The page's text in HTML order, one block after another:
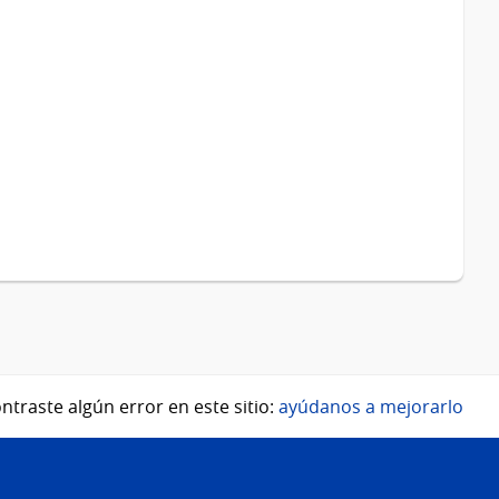
algún error en este sitio: ayúdanos a mejorarlo